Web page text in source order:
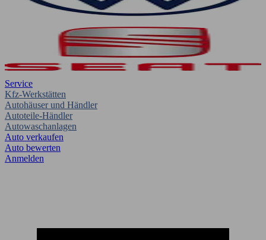
Service
Kfz-Werkstätten
Autohäuser und Händler
Autoteile-Händler
Autowaschanlagen
Auto verkaufen
Auto bewerten
Anmelden